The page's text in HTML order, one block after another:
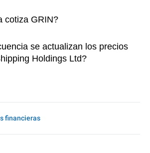
cotiza GRIN?
se actualizan los precios
Holdings Ltd?
financieras